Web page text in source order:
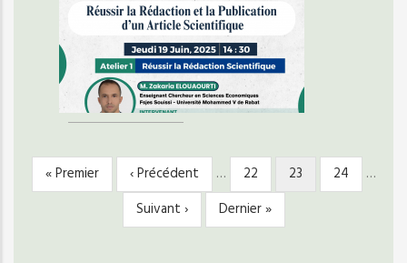
PAGINATION
Première
page
« Premier
Page
précédente
‹ Précédent … Page
22
Page
courante
23 Page
24
…
Page
suivante
Suivant ›
Dernière
page
Dernier »